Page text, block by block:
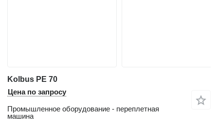
Kolbus PE 70
Цена по запросу
Промышленное оборудование - переплетная
машина